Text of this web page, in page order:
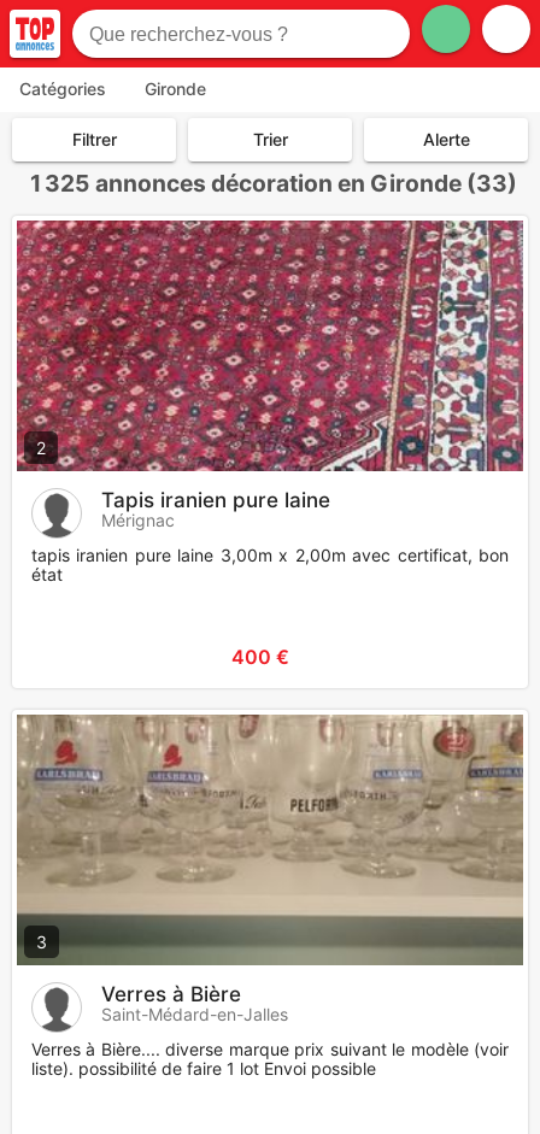
Catégories Gironde
Filtrer Trier Alerte
1 325 annonces décoration en Gironde (33)
2
Tapis iranien pure laine
Mérignac
tapis iranien pure laine 3,00m x 2,00m avec certificat, bon
état
400 €
3
Verres à Bière
Saint-Médard-en-Jalles
Verres à Bière.... diverse marque prix suivant le modèle (voir
liste). possibilité de faire 1 lot Envoi possible